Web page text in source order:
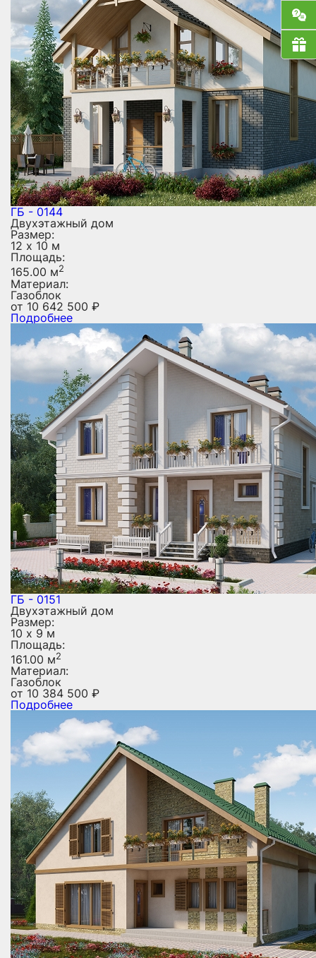
ГБ - 0144
Двухэтажный дом
Размер:
12 х 10 м
Площадь:
165.00 м2
Материал:
Газоблок
от 10 642 500 ₽
Подробнее
ГБ - 0151
Двухэтажный дом
Размер:
10 х 9 м
Площадь:
161.00 м2
Материал:
Газоблок
от 10 384 500 ₽
Подробнее